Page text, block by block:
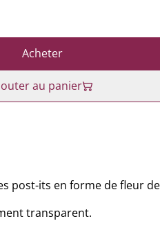
Acheter
au panier
post-its en forme de fleur
transparent.